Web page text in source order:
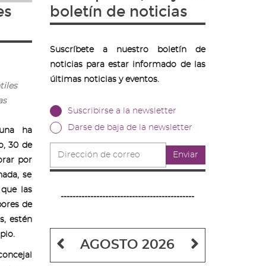
ha
30 de
por
se
las
de
estén
boletín de noticias
Suscríbete a nuestro boletín de
noticias para estar informado de las
últimas noticias y eventos.
Suscribirse a la newsletter
Darse de baja de la newsletter
de
correo
Enviar
---------------------------------------------
Mes
anterior
Mes
siguiente
AGOSTO 2026